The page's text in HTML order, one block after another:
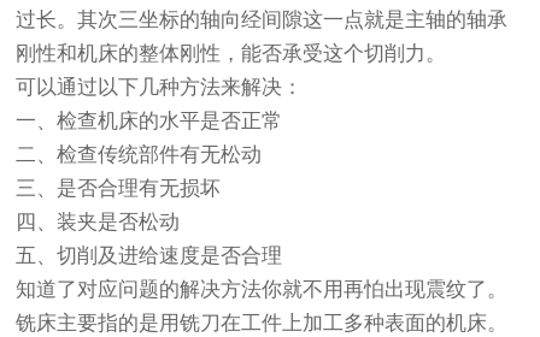
过长。其次三坐标的轴向经间隙这一点就是主轴的轴承
刚性和机床的整体刚性，能否承受这个切削力。
可以通过以下几种方法来解决：
一、检查机床的水平是否正常
二、检查传统部件有无松动
三、是否合理有无损坏
四、装夹是否松动
五、切削及进给速度是否合理
知道了对应问题的解决方法你就不用再怕出现震纹了。
铣床主要指的是用铣刀在工件上加工多种表面的机床。